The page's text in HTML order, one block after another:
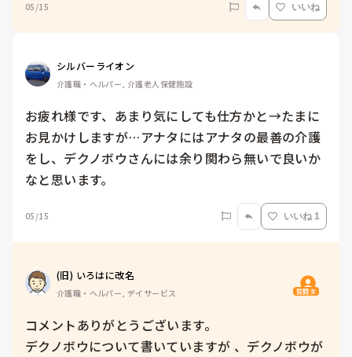
05/15 いいね
シルバーライオン
介護職・ヘルパー, 介護老人保健施設
お疲れ様です、あまり気にしても仕方かと→たまに
お見かけしますが…アナタにはアナタの最善の介護
をし、デクノボウさんには余り関わら無いで良いか
なと思います。
05/15 いいね 1
(旧) いろはに改名
介護職・ヘルパー, デイサービス 質問主
コメントありがとうございます。
デクノボウについて書いていますが 、デクノボウが